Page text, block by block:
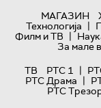
МАГАЗИН
Технологијa |
Филм и ТВ |
За мале
ТВ
РТС 1 |
РТС Драма |
РТС